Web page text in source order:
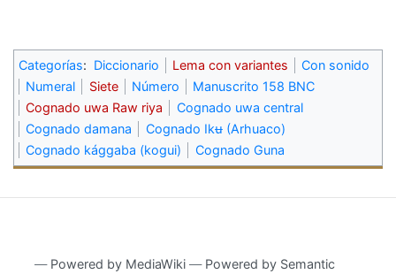
Categorías: Diccionario Lema con variantes
Con sonido
Numeral
Siete Número
Manuscrito 158 BNC
Cognado uwa Raw riya
Cognado uwa central
Cognado damana
Cognado Ikʉ (Arhuaco)
Cognado kággaba (kogui)
Cognado Guna
― Powered by MediaWiki ― Powered by Semantic